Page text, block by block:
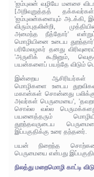
'ஐம்புலன் வழியே மனசை
[அறிவுறுத்தத்
'ஐம்புலன்களையும் அடக்கி,
விரும்புதலின்றி,
அமைந்த நீத்தோர்' என்றும்
மொழியினை உடைய
பரிமேலழகர் தனது
'அருளிக் கூறினும்,
பயன்களைப் பயந்தே விடும்
இன்றைய ஆசிரியர்கள்
மொழிகளை உடைய
மகான்கள் சொன்னது
அவர்கள் பெருமையை',
சொல்ல வல்ல
பயனைத்தரும்
துறந்தவருடைய
இப்பகுதிக்கு உரை தந்தனர்.
பயன் நிறைந்த
பெருமையை என்பது
நிலத்து மறைமொழி காட்டி